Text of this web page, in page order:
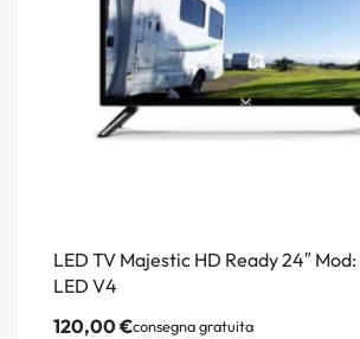
LED TV Majestic HD Ready 24″
LED V4
120,00€consegna gratuita